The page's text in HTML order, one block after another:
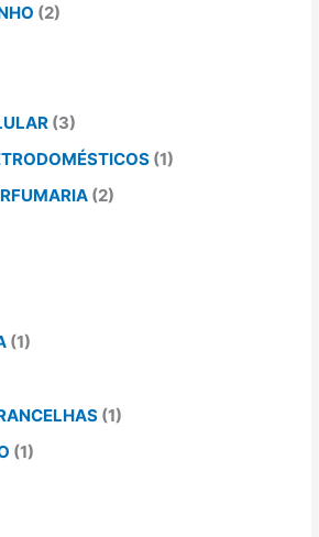
(2)
(3)
(1)
(2)
(1)
(1)
(1)